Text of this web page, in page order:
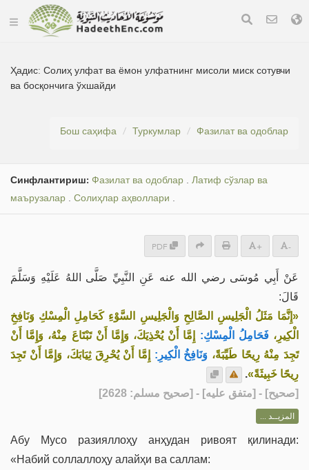
Ҳадис:Солиҳ улфат ва ёмон улфатнинг мисоли миск сотувчи
ва босқончига ўхшайди
Бош саҳифа Туркумлар Фазилат ва одоблар
Синфлантириш: Фазилат ва одоблар . Латиф сўзлар ва
маърузалар . Солиҳлар аҳволлари .
PDF + -
عَنْ أَبِي مُوسَى رضي الله عنه عَنِ النَّبِيِّ صَلَّى اللهُ عَلَيْهِ وَسَلَّمَ
قَالَ:
«إِنَّمَا مَثَلُ الْجَلِيسِ الصَّالِحِ وَالْجَلِيسِ السَّوْءِ كَحَامِلِ الْمِسْكِ وَنَافِخِ
الْكِيرِ، فَحَامِلُ الْمِسْكِ: إِمَّا أَنْ يُحْذِيَكَ، وَإِمَّا أَنْ تَبْتَاعَ مِنْهُ، وَإِمَّا أَنْ
تَجِدَ مِنْهُ رِيحًا طَيِّبَةً، وَنَافِخُ الْكِيرِ: إِمَّا أَنْ يُحْرِقَ ثِيَابَكَ، وَإِمَّا أَنْ تَجِدَ
رِيحًا خَبِيثَةً».
[صحيح] - [متفق عليه] - [صحيح مسلم: 2628]
المزيــد ...
Абу Мусо разияллоҳу анҳудан ривоят қилинади:
«Набий соллаллоҳу алайҳи ва саллам: